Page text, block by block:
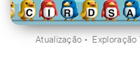
Atualização Exploração